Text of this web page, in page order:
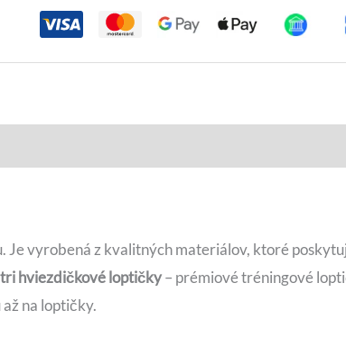
Je vyrobená z kvalitných materiálov, ktoré
tri hviezdičkové loptičky– prémiové tréningové
na loptičky.